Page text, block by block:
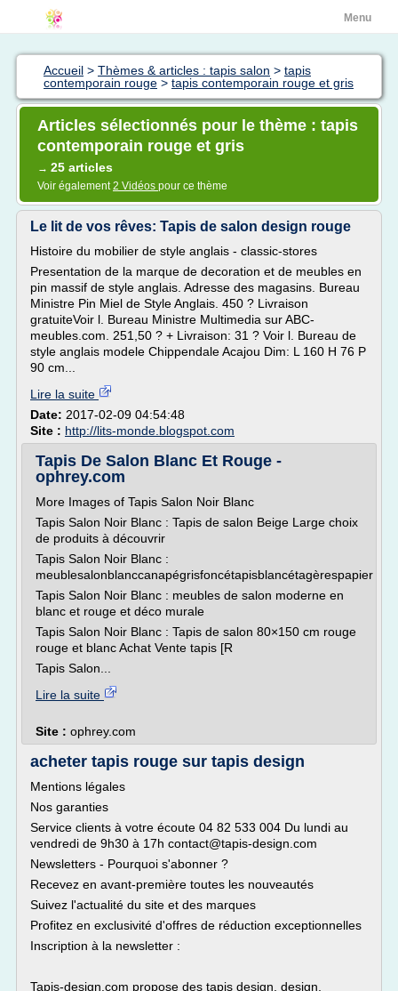
Menu
Accueil > Thèmes & articles : tapis salon > tapis
contemporain rouge > tapis contemporain rouge et gris
Articles sélectionnés pour le thème : tapis
contemporain rouge et gris
→ 25 articles
Voir également2 Vidéos pour ce thème
Le lit de vos rêves: Tapis de salon design rouge
Histoire du mobilier de style anglais - classic-stores
Presentation de la marque de decoration et de meubles en
pin massif de style anglais. Adresse des magasins. Bureau
Ministre Pin Miel de Style Anglais. 450 ? Livraison
gratuiteVoir l. Bureau Ministre Multimedia sur ABC-
meubles.com. 251,50 ? + Livraison: 31 ? Voir l. Bureau de
style anglais modele Chippendale Acajou Dim: L 160 H 76 P
90 cm...
Lire la suite
Date: 2017-02-09 04:54:48
Site : http://lits-monde.blogspot.com
Tapis De Salon Blanc Et Rouge -
ophrey.com
More Images of Tapis Salon Noir Blanc
Tapis Salon Noir Blanc : Tapis de salon Beige Large choix
de produits à découvrir
Tapis Salon Noir Blanc :
meublesalonblanccanapégrisfoncétapisblancétagèrespapier
Tapis Salon Noir Blanc : meubles de salon moderne en
blanc et rouge et déco murale
Tapis Salon Noir Blanc : Tapis de salon 80×150 cm rouge
rouge et blanc Achat Vente tapis [R
Tapis Salon...
Lire la suite
Site : ophrey.com
acheter tapis rouge sur tapis design
Mentions légales
Nos garanties
Service clients à votre écoute 04 82 533 004 Du lundi au
vendredi de 9h30 à 17h contact@tapis-design.com
Newsletters - Pourquoi s'abonner ?
Recevez en avant-première toutes les nouveautés
Suivez l'actualité du site et des marques
Profitez en exclusivité d'offres de réduction exceptionnelles
Inscription à la newsletter :
Tapis-design.com propose des tapis design, design,